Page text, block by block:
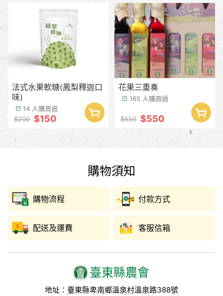
法式水果軟糖(鳳梨釋迦口
味)
14 人購買過
$200 $150
花果三重奏
165 人購買過
$550 $550
臺東縣農會
地址：臺東縣卑南鄉溫泉村溫泉路388號
購物須知
購物流程 付款方式
配送及運費 客服信箱